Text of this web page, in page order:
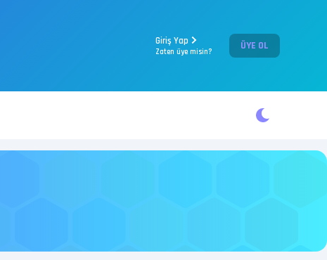
Giriş Yap
Zaten üye misin? ÜYE OL